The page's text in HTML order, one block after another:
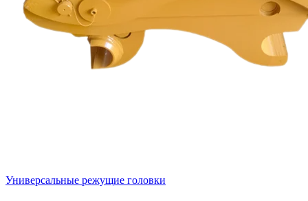
Универсальные режущие головки